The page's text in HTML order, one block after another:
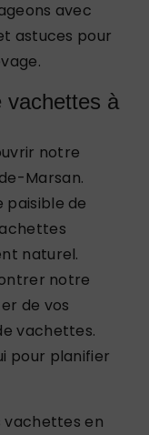
avec
astuces pour
vachettes à
notre
Marsan.
de
naturel.
notre
de vos
vachettes.
pour planifier
vachettes en